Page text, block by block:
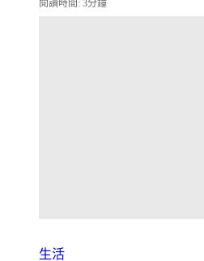
閱讀時間: 3分鐘
生活